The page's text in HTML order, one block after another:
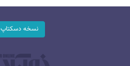
نسخه دسکتاپ